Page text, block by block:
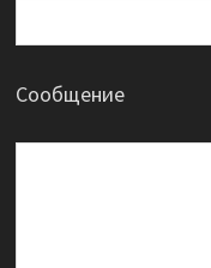
Сообщение